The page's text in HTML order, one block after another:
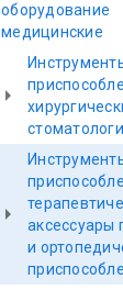
оборудование
медицинские
аксессуары
и